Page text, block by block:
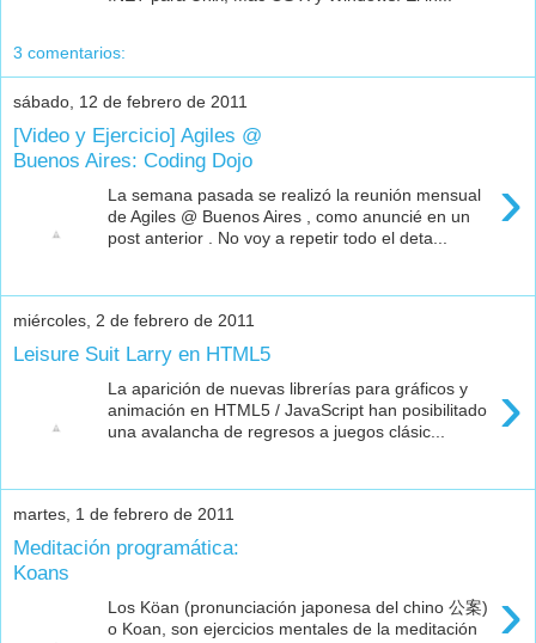
3 comentarios:
sábado, 12 de febrero de 2011
[Video y Ejercicio] Agiles @
Buenos Aires: Coding Dojo
›
La semana pasada se realizó la reunión mensual
de Agiles @ Buenos Aires , como anuncié en un
post anterior . No voy a repetir todo el deta...
miércoles, 2 de febrero de 2011
Leisure Suit Larry en HTML5
›
La aparición de nuevas librerías para gráficos y
animación en HTML5 / JavaScript han posibilitado
una avalancha de regresos a juegos clásic...
martes, 1 de febrero de 2011
Meditación programática:
Koans
›
Los Köan (pronunciación japonesa del chino 公案)
o Koan, son ejercicios mentales de la meditación